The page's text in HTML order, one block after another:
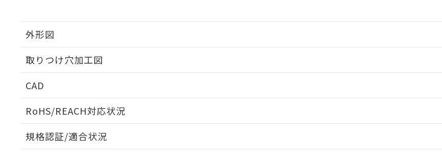
外形図
取りつけ穴加工図
CAD
RoHS/REACH対応状況
EU RoHS 注意事項・凡例
規格認証/適合状況